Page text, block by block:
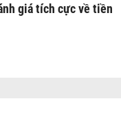
giá tích cực về tiền